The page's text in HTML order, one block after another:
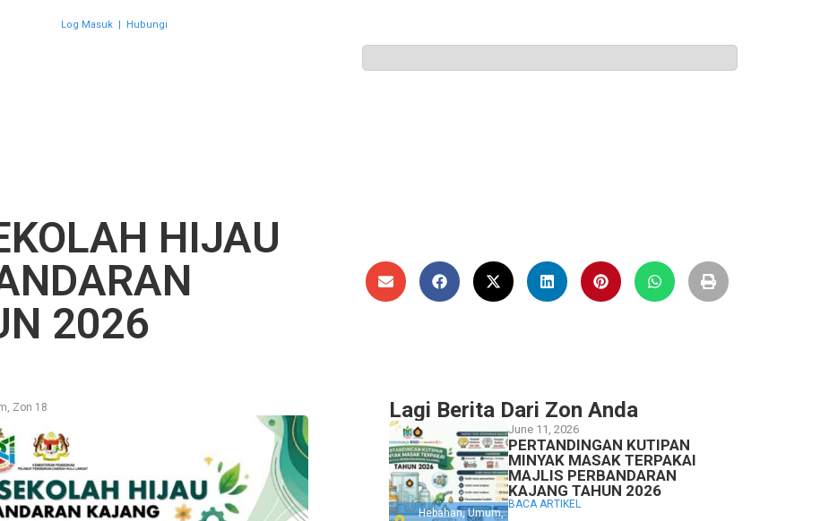
Log Masuk| Hubungi
HIJAU
2026
, Zon 18 Lagi Berita Dari Zon Anda
Hebahan,Umum,
June 11, 2026
PERTANDINGAN KUTIPAN
MINYAK MASAK TERPAKAI
MAJLIS PERBANDARAN
KAJANG TAHUN 2026
BACA ARTIKEL